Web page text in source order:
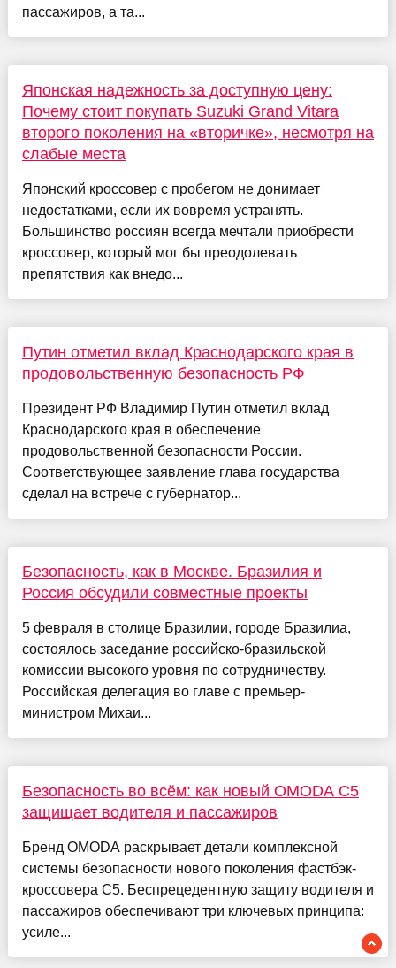
пассажиров, а та...
Японская надежность за доступную цену:
Почему стоит покупать Suzuki Grand Vitara
второго поколения на «вторичке», несмотря на
слабые места
Японский кроссовер с пробегом не донимает
недостатками, если их вовремя устранять.
Большинство россиян всегда мечтали приобрести
кроссовер, который мог бы преодолевать
препятствия как внедо...
Путин отметил вклад Краснодарского края в
продовольственную безопасность РФ
Президент РФ Владимир Путин отметил вклад
Краснодарского края в обеспечение
продовольственной безопасности России.
Соответствующее заявление глава государства
сделал на встрече с губернатор...
Безопасность, как в Москве. Бразилия и
Россия обсудили совместные проекты
5 февраля в столице Бразилии, городе Бразилиа,
состоялось заседание российско-бразильской
комиссии высокого уровня по сотрудничеству.
Российская делегация во главе с премьер-
министром Михаи...
Безопасность во всём: как новый OMODA C5
защищает водителя и пассажиров
Бренд OMODA раскрывает детали комплексной
системы безопасности нового поколения фастбэк-
кроссовера C5. Беспрецедентную защиту водителя и
пассажиров обеспечивают три ключевых принципа:
усиле...